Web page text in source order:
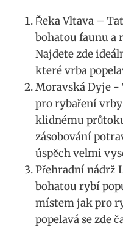
Řeka Vltava –
bohatou faunu ⁢a
Najdete zde
⁢které vrba
Moravská Dyje ⁣-
pro rybaření
klidnému
zásobování
úspěch velmi
Přehradní ⁢nádrž
bohatou rybí
místem jak pro⁢
‌popelavá se zde